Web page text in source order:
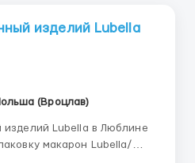
изделий Lubella
(Вроцлав)
Lubella в Люблине
макарон Lubella/